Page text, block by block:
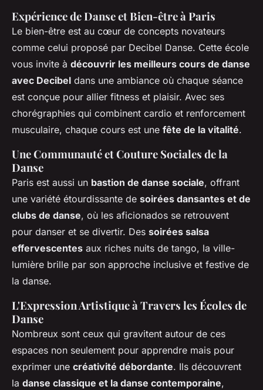
Expérience de Danse et Bien-être à Paris
Le bien-être est au cœur de concepts novateurs
comme celui proposé par Decibel Danse. Cette école
vous invite à découvrir les meilleurs cours de danse
avec Decibel dans une ambiance où chaque séance
est conçue pour allier fitness et plaisir. Avec ses
chorégraphies qui combinent cardio et renforcement
musculaire, chaque cours est une fête de la vitalité.
Une Communauté et Couture Sociales de la
Danse
Paris est aussi un bastion de danse sociale, offrant
une variété étourdissante de soirées dansantes et de
clubs de danse, où les aficionados se retrouvent
pour danser et se divertir. Des soirées salsa
effervescentes aux riches nuits de tango, la ville-
lumière brille par son approche inclusive et festive de
la danse.
L'Expression Artistique à Travers les Écoles de
Danse
Nombreux sont ceux qui gravitent autour de ces
espaces non seulement pour apprendre mais pour
exprimer une créativité débordante. Ils découvrent
la danse classique et la danse contemporaine,